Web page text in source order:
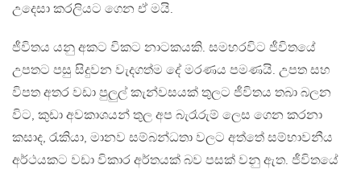
උදෙසා කරලියට ගෙන ඒ මයි.
ජීවිතය යනු අකට විකට නාටකයකි. සමහරවිට ජීවිතයේ
උපතට පසු සිදුවන වැදගත්ම දේ මරණය පමණයි. උපත සහ
විපත අතර වඩා පුලුල් කැන්වසයක් තුලට ජීවිතය තබා බලන
විට, කුඩා අවකාශයන් තුල අප බැරෑරුම් ලෙස ගෙන කරනා
කසාද, රැකියා, මානව සම්බන්ධතා වලට අත්තේ සම්භාවනීය
අර්ථයකට වඩා විකාර අර්තයක් බව පසක් වනු ඇත. ජීවිතයේ